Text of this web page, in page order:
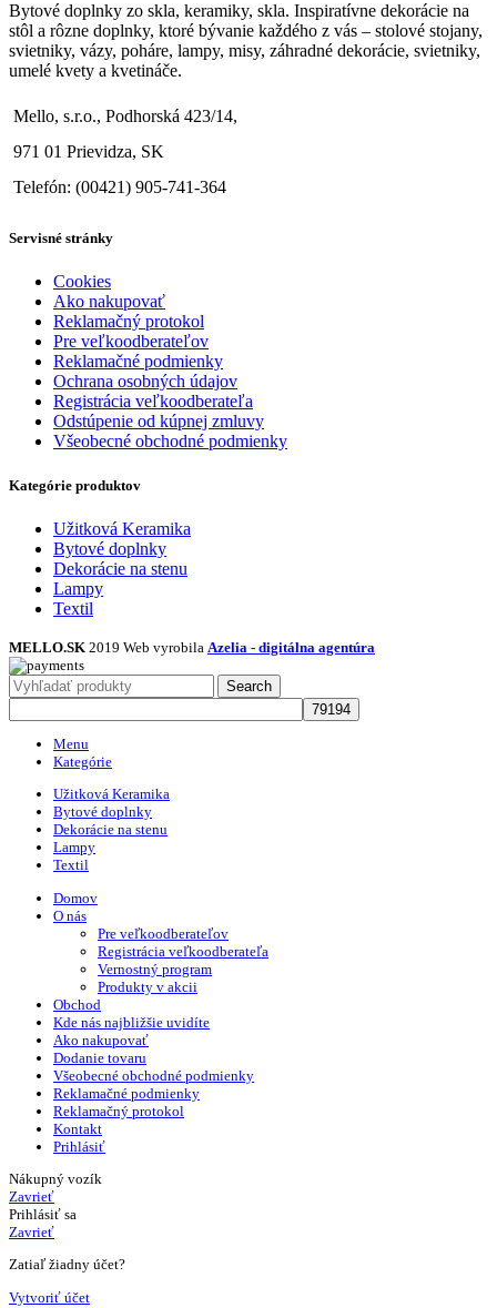
Bytové doplnky zo skla, keramiky, skla. Inspiratívne dekorácie na
stôl a rôzne doplnky, ktoré bývanie každého z vás – stolové stojany,
svietniky, vázy, poháre, lampy, misy, záhradné dekorácie, svietniky,
umelé kvety a kvetináče.
Mello, s.r.o., Podhorská 423/14,
971 01 Prievidza, SK
Telefón: (00421) 905-741-364
Servisné stránky
Cookies
Ako nakupovať
Reklamačný protokol
Pre veľkoodberateľov
Reklamačné podmienky
Ochrana osobných údajov
Registrácia veľkoodberateľa
Odstúpenie od kúpnej zmluvy
Všeobecné obchodné podmienky
Kategórie produktov
Užitková Keramika
Bytové doplnky
Dekorácie na stenu
Lampy
Textil
MELLO.SK 2019 Web vyrobila Azelia - digitálna agentúra
Search
Menu
Kategórie
Užitková Keramika
Bytové doplnky
Dekorácie na stenu
Lampy
Textil
Domov
O nás
Pre veľkoodberateľov
Registrácia veľkoodberateľa
Vernostný program
Produkty v akcii
Obchod
Kde nás najbližšie uvidíte
Ako nakupovať
Dodanie tovaru
Všeobecné obchodné podmienky
Reklamačné podmienky
Reklamačný protokol
Kontakt
Prihlásiť
Nákupný vozík
Zavrieť
Prihlásiť sa
Zavrieť
Zatiaľ žiadny účet?
Vytvoriť účet